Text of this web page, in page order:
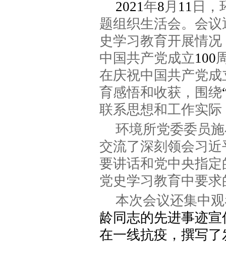
2021年8月 11 日，
题组织生活会。 会议
史学习教育开展情况
中国共产党成立100
在庆祝中国共产党成
育感悟和收获 ， 围绕
联系思想和工作实际
环境所党委委员
交流了深刻领会习
要讲话和党中央指定
党史学习教育中要求
本次会议还集中
龄同志的先进事迹
在一线抗疫，撰写